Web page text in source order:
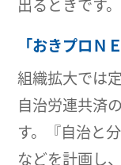
出るときです。
「おきプロＮ
組織拡大では
自治労連共済
す。『自治と
などを計画し